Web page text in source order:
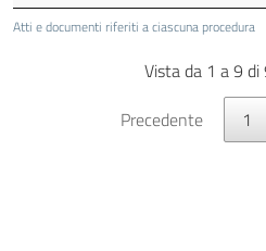
Atti e documenti riferiti a ciascuna procedura
Vista da 1 a 9
Precedente
1